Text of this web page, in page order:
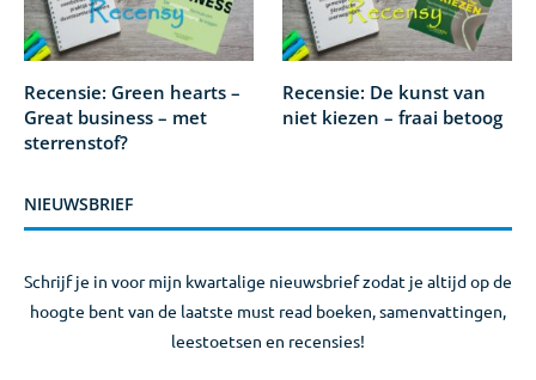
Recensie: Green hearts –
Great business – met
sterrenstof?
Recensie: De kunst van
niet kiezen – fraai betoog
NIEUWSBRIEF
Schrijf je in voor mijn kwartalige nieuwsbrief zodat je altijd op de
hoogte bent van de laatste must read boeken, samenvattingen,
leestoetsen en recensies!